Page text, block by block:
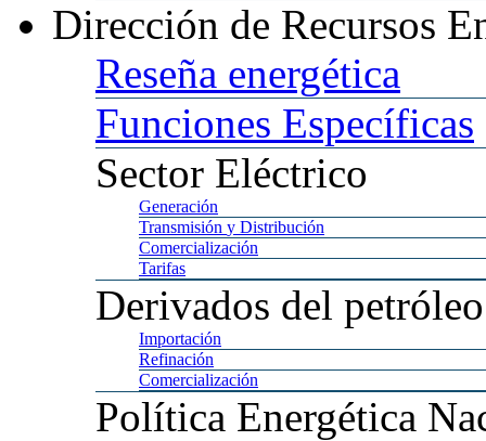
Dirección de Recursos
Reseña energética
Funciones Específicas
Sector Eléctrico
Generación
Transmisión y Distribución
Comercialización
Tarifas
Derivados del petróleo
Importación
Refinación
Comercialización
Política Energética